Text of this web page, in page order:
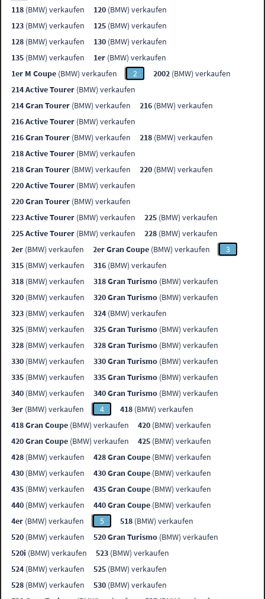
118 (BMW) verkaufen 120 (BMW) verkaufen
123 (BMW) verkaufen 125 (BMW) verkaufen
128 (BMW) verkaufen 130 (BMW) verkaufen
135 (BMW) verkaufen 1er (BMW) verkaufen
1er M Coupe (BMW) verkaufen 2 2002 (BMW) verkaufen
214 Active Tourer (BMW) verkaufen
214 Gran Tourer (BMW) verkaufen 216 (BMW) verkaufen
216 Active Tourer (BMW) verkaufen
216 Gran Tourer (BMW) verkaufen 218 (BMW) verkaufen
218 Active Tourer (BMW) verkaufen
218 Gran Tourer (BMW) verkaufen 220 (BMW) verkaufen
220 Active Tourer (BMW) verkaufen
220 Gran Tourer (BMW) verkaufen
223 Active Tourer (BMW) verkaufen 225 (BMW) verkaufen
225 Active Tourer (BMW) verkaufen 228 (BMW) verkaufen
2er (BMW) verkaufen 2er Gran Coupe (BMW) verkaufen
3
315 (BMW) verkaufen 316 (BMW) verkaufen
318 (BMW) verkaufen 318 Gran Turismo (BMW) verkaufen
320 (BMW) verkaufen 320 Gran Turismo (BMW) verkaufen
323 (BMW) verkaufen 324 (BMW) verkaufen
325 (BMW) verkaufen 325 Gran Turismo (BMW) verkaufen
328 (BMW) verkaufen 328 Gran Turismo (BMW) verkaufen
330 (BMW) verkaufen 330 Gran Turismo (BMW) verkaufen
335 (BMW) verkaufen 335 Gran Turismo (BMW) verkaufen
340 (BMW) verkaufen 340 Gran Turismo (BMW) verkaufen
3er (BMW) verkaufen 4 418 (BMW) verkaufen
418 Gran Coupe (BMW) verkaufen 420 (BMW) verkaufen
420 Gran Coupe (BMW) verkaufen 425 (BMW) verkaufen
428 (BMW) verkaufen 428 Gran Coupe (BMW) verkaufen
430 (BMW) verkaufen 430 Gran Coupe (BMW) verkaufen
435 (BMW) verkaufen 435 Gran Coupe (BMW) verkaufen
440 (BMW) verkaufen 440 Gran Coupe (BMW) verkaufen
4er (BMW) verkaufen 5 518 (BMW) verkaufen
520 (BMW) verkaufen 520 Gran Turismo (BMW) verkaufen
520i (BMW) verkaufen 523 (BMW) verkaufen
524 (BMW) verkaufen 525 (BMW) verkaufen
528 (BMW) verkaufen 530 (BMW) verkaufen